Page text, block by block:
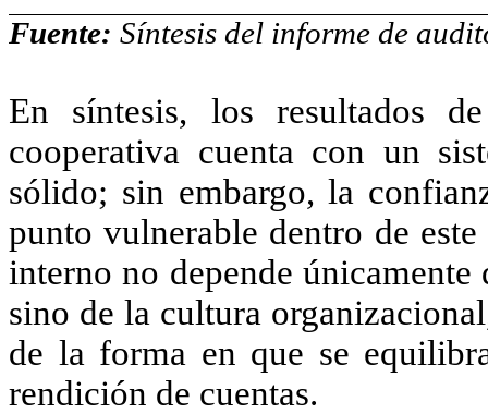
Fuente: Síntesis del informe de
En síntesis, los resultados
cooperativa cuenta con un
sólido; sin embargo, la
punto vulnerable dentro de
interno no depende
sino de la cultura
de la forma en que se
rendición de cuentas.